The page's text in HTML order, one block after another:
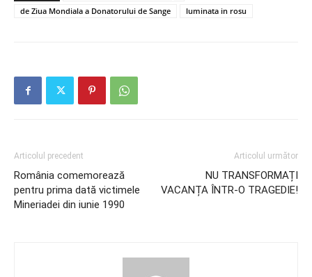
de Ziua Mondiala a Donatorului de Sange
luminata in rosu
Articolul precedent
România comemorează
pentru prima dată victimele
Mineriadei din iunie 1990
Articolul următor
NU TRANSFORMAȚI
VACANȚA ÎNTR-O TRAGEDIE!